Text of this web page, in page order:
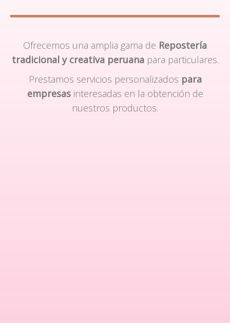
Ofrecemos una amplia gama de Repostería
tradicional y creativa peruanapara particulares.
Prestamos servicios personalizados para
empresasinteresadas en la obtención de
nuestros productos.